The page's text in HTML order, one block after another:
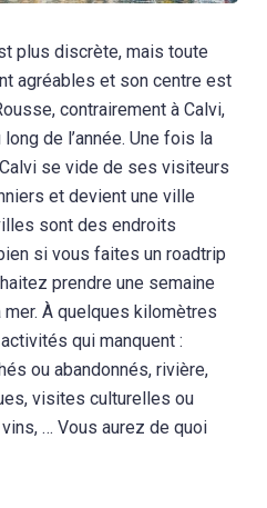
plus discrète, mais toute
agréables et son centre est
contrairement à Calvi,
de l’année. Une fois la
se vide de ses visiteurs
et devient une ville
sont des endroits
si vous faites un roadtrip
prendre une semaine
À quelques kilomètres
qui manquent :
ou abandonnés, rivière,
visites culturelles ou
… Vous aurez de quoi